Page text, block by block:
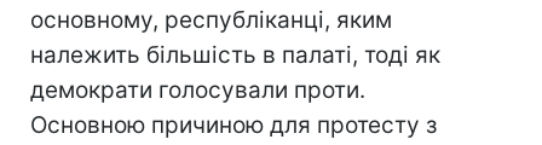
основному, республіканці, яким
належить більшість в палаті, тоді як
демократи голосували проти.
Основною причиною для протесту з